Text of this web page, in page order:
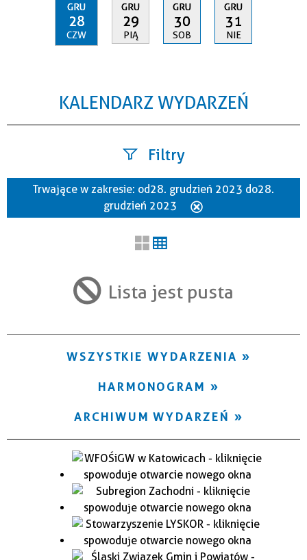
GRU
28
CZW
GRU
29
PIĄ
GRU
30
SOB
GRU
31
NIE
KALENDARZ WYDARZEŃ
Filtry
Szukana fraza
Trwające w zakresie
Trwające w zakresie: od 28. grudzień 2023 do 28.
grudzień 2023
Lista jest pusta
WSZYSTKIE WYDARZENIA
HARMONOGRAM
ARCHIWUM WYDARZEŃ